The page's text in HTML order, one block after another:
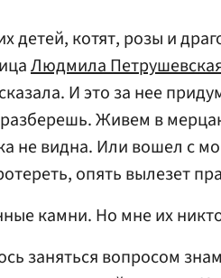
детей, котят, розы и
Людмила
И это за нее
разберешь. Живем в
не видна. Или вошел с
опять вылезет
камни. Но мне их
заняться вопросом